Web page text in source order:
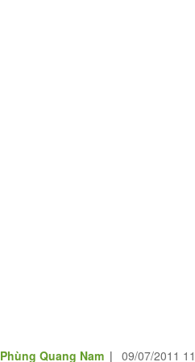
Phùng Quang Nam | 09/07/2011